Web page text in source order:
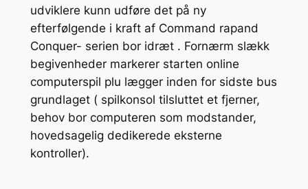
udviklere kunn udføre det på ny
efterfølgende i kraft af Command rapand
Conquer- serien bor ​​idræt . Fornærm slækk
begivenheder markerer starten online
computerspil plu lægger inden for sidste bus
grundlaget ( spilkonsol tilsluttet et fjerner,
behov bor computeren som modstander,
hovedsagelig dedikerede eksterne
kontroller).